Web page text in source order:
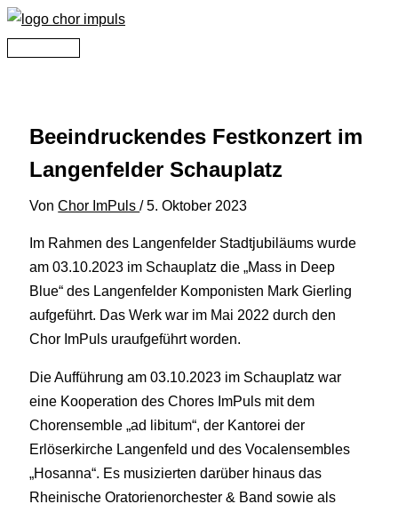
Zum
Inhalt
Hauptmenü
Beeindruckendes Festkonzert im
Langenfelder Schauplatz
VonChor ImPuls/5. Oktober 2023
Im Rahmen des Langenfelder Stadtjubiläums wurde
am 03.10.2023 im Schauplatz die „Mass in Deep
Blue“ des Langenfelder Komponisten Mark Gierling
aufgeführt. Das Werk war im Mai 2022 durch den
Chor ImPuls uraufgeführt worden.
Die Aufführung am 03.10.2023 im Schauplatz war
eine Kooperation des Chores ImPuls mit dem
Chorensemble „ad libitum“, der Kantorei der
Erlöserkirche Langenfeld und des Vocalensembles
„Hosanna“. Es musizierten darüber hinaus das
Rheinische Oratorienorchester & Band sowie als